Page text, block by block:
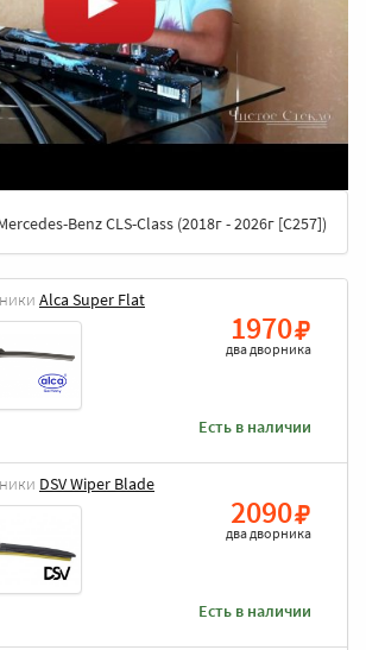
Benz CLS-Class (2018г - 2026г [C257])
Alca Super Flat
1970
два дворника
Есть в наличии
DSV Wiper Blade
2090
два дворника
Есть в наличии